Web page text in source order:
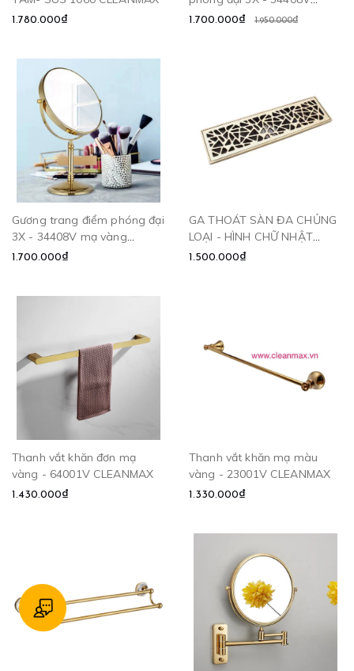
1.780.000₫
CLEANMAX
1.700.000₫ 1.950.000₫
Gương trang điểm phóng đại
3X - 34408V mạ vàng
CLEANMAX
1.700.000₫
GA THOÁT SÀN ĐA CHỦNG
LOẠI - HÌNH CHỮ NHẬT
CLEANMAX
1.500.000₫
Thanh vắt khăn đơn mạ
vàng - 64001V CLEANMAX
1.430.000₫
Thanh vắt khăn mạ màu
vàng - 23001V CLEANMAX
1.330.000₫